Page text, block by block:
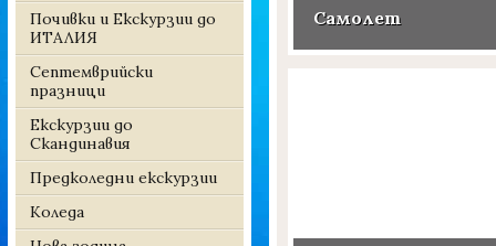
Почивки и Екскурзии до
ИТАЛИЯ
Септемврийски
празници
Екскурзии до
Скандинавия
Предколедни екскурзии
Коледа
Самолет